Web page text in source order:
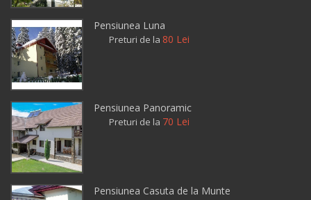
Pensiunea Luna
Preturi de la 80 Lei
Pensiunea Panoramic
Preturi de la 70 Lei
Pensiunea Casuta de la Munte